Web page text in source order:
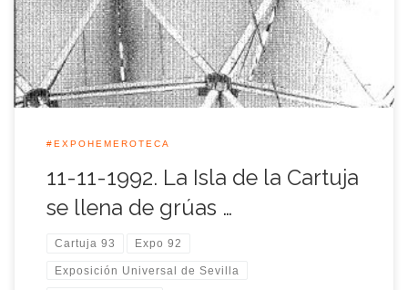
1992, el futuro parque científico y tecnológico y el parque
temático, Cartuja El Parque de los Descubrimientos.
#EXPOHEMEROTECA
11-11-1992. La Isla de la Cartuja
se llena de grúas …
Cartuja 93 Expo 92
Exposición Universal de Sevilla